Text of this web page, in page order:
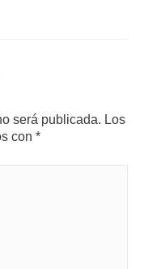
será publicada. Los
con *